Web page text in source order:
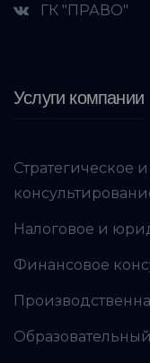
ГК "ПРАВО"
Услуги компании
Стратегическое
Налоговое и
Финансовое